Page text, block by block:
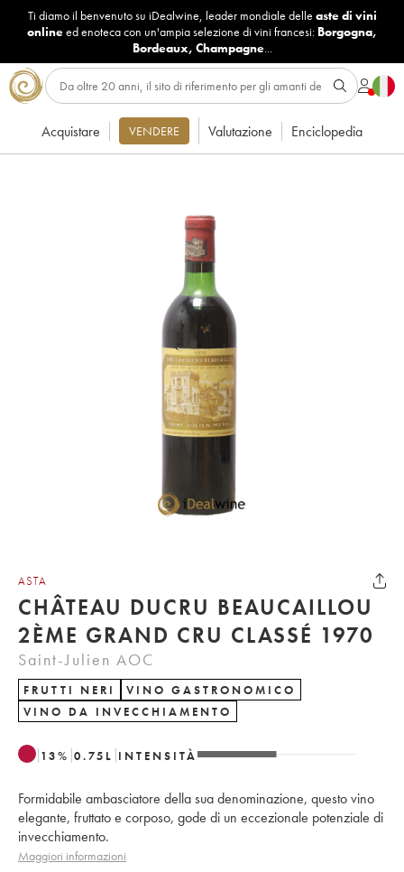
Ti diamo il benvenuto su iDealwine, leader mondiale delle aste di vini
onlineed enoteca con un'ampia selezione di vini francesi: Borgogna,
Bordeaux, Champagne...
Acquistare VENDERE Valutazione Enciclopedia
ASTA
CHÂTEAU DUCRU BEAUCAILLOU
2ÈME GRAND CRU CLASSÉ 1970
Saint-Julien AOC
FRUTTI NERI
VINO GASTRONOMICO
VINO DA INVECCHIAMENTO
13% 0.75 L INTENSITÀ
Formidabile ambasciatore della sua denominazione, questo vino
elegante, fruttato e corposo, gode di un eccezionale potenziale di
invecchiamento.
Maggiori informazioni